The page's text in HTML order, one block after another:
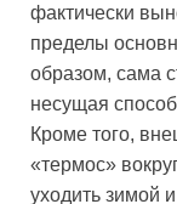
фактически
пределы
образом, сама
несущая
Кроме того,
«термос»
уходить зимой